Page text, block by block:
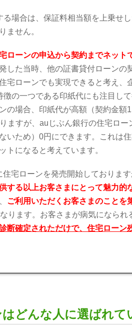
場合は、保証料相当額を上乗せし
ません。
ローンの申込から契約までネット
した当時、他の証書貸付ローンの
宅ローンでも実現できると考え、
の一つである印紙代にも注目し
の場合、印紙代が高額（契約金額
ますが、auじぶん銀行の住宅ロー
いため）0円にできます。これは
トになると考えています。
宅ローンを発売開始しております
する以上お客さまにとって魅力的
ご利用いただくお客さまのことを
ります。お客さまが病気になられ
断確定されただけで、住宅ローン
どんな人に選ばれて